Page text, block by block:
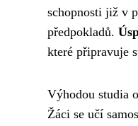
schopnosti již v
předpokladů.
které připravuje
Výhodou studia
Žáci se učí